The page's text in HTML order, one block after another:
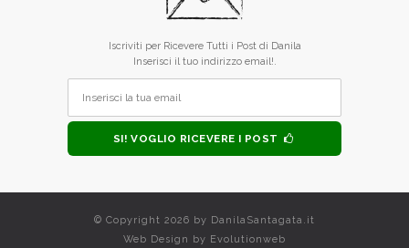
Iscriviti per Ricevere Tutti i Post di Danila
Inserisci il tuo indirizzo email!.
SI! VOGLIO RICEVERE I POST
© Copyright 2026 by DanilaSantagata.it
Web Design by Evolutionweb